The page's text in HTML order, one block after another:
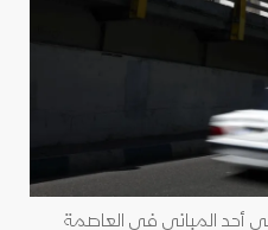
أحد المباني في العاصمة